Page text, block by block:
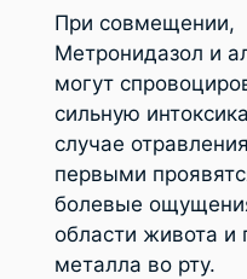
При совмещении,
Метронидазол и
могут
сильную
случае
первыми
болевые
области живота и
металла во рту.